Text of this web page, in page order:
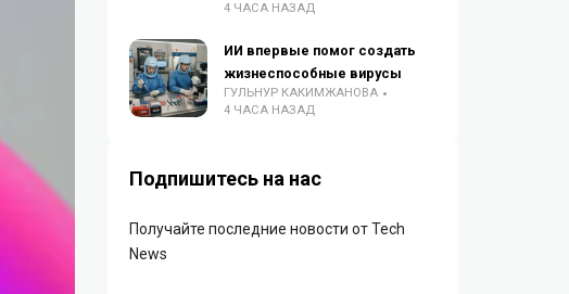
4 ЧАСА НАЗАД
ИИ впервые помог создать
жизнеспособные вирусы
ГУЛЬНУР КАКИМЖАНОВА
4 ЧАСА НАЗАД
Подпишитесь на нас
Получайте последние новости от Tech
News